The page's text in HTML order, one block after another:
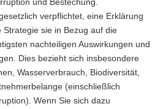
verpflichtet, eine Erklärung
sie in Bezug auf die
nachteiligen Auswirkungen und
Dies bezieht sich insbesondere
Wasserverbrauch, Biodiversität,
(einschließlich
Wenn Sie sich dazu